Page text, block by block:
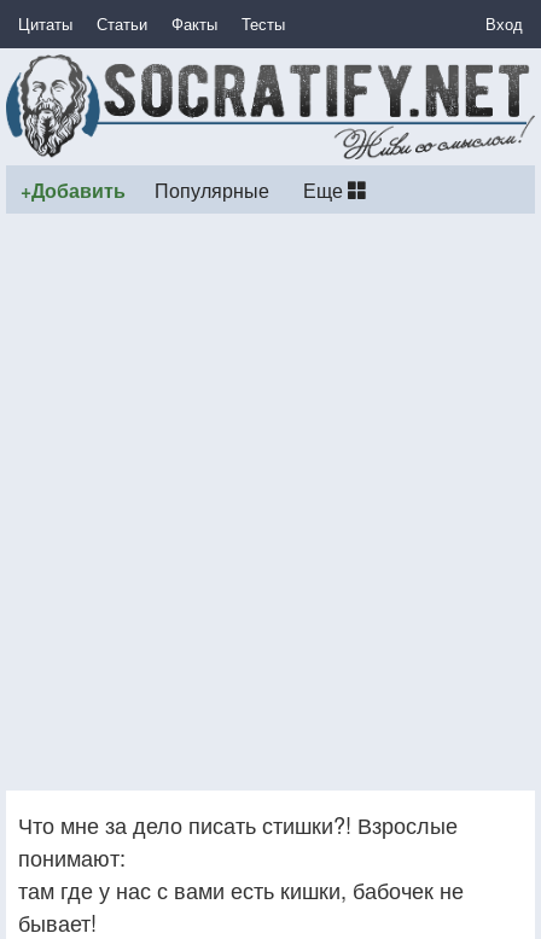
Цитаты Статьи Факты Тесты Вход
+Добавить Популярные Еще
Что мне за дело писать стишки?! Взрослые
понимают:
там где у нас с вами есть кишки, бабочек не
бывает!